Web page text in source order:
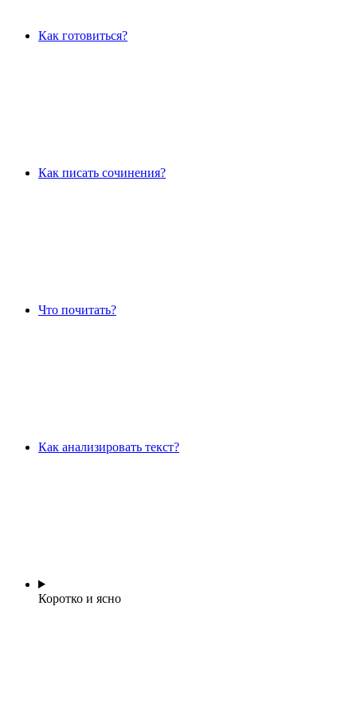
Как готовиться?
Как писать сочинения?
Что почитать?
Как анализировать текст?
Коротко и ясно